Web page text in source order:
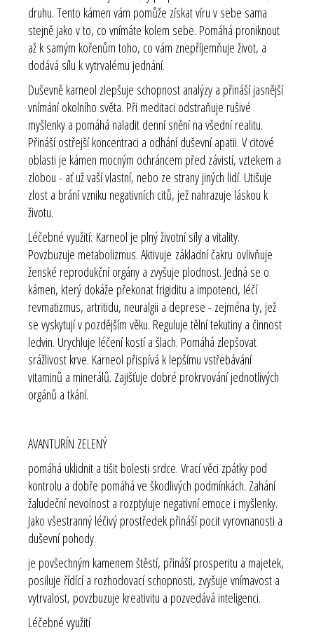
druhu. Tento kámen vám pomůže získat víru v sebe sama
stejně jako v to, co vnímáte kolem sebe. Pomáhá proniknout
až k samým kořenům toho, co vám znepříjemňuje život, a
dodává sílu k vytrvalému jednání.
Duševně karneol zlepšuje schopnost analýzy a přináší jasnější
vnímání okolního světa. Při meditaci odstraňuje rušivé
myšlenky a pomáhá naladit denní snění na všední realitu.
Přináší ostřejší koncentraci a odhání duševní apatii. V citové
oblasti je kámen mocným ochráncem před závistí, vztekem a
zlobou - ať už vaší vlastní, nebo ze strany jiných lidí. Utišuje
zlost a brání vzniku negativních citů, jež nahrazuje láskou k
životu.
Léčebné využití: Karneol je plný životní síly a vitality.
Povzbuzuje metabolizmus. Aktivuje základní čakru ovlivňuje
ženské reprodukční orgány a zvyšuje plodnost. Jedná se o
kámen, který dokáže překonat frigiditu a impotenci, léčí
revmatizmus, artritidu, neuralgii a deprese - zejména ty, jež
se vyskytují v pozdějším věku. Reguluje tělní tekutiny a činnost
ledvin. Urychluje léčení kostí a šlach. Pomáhá zlepšovat
srážlivost krve. Karneol přispívá k lepšímu vstřebávání
vitaminů a minerálů. Zajišťuje dobré prokrvování jednotlivých
orgánů a tkání.
AVANTURÍN ZELENÝ
pomáhá uklidnit a tišit bolesti srdce. Vrací věci zpátky pod
kontrolu a dobře pomáhá ve škodlivých podmínkách. Zahání
žaludeční nevolnost a rozptyluje negativní emoce i myšlenky.
Jako všestranný léčivý prostředek přináší pocit vyrovnanosti a
duševní pohody.
je povšechným kamenem štěstí, přináší prosperitu a majetek,
posiluje řídící a rozhodovací schopnosti, zvyšuje vnímavost a
vytrvalost, povzbuzuje kreativitu a pozvedává inteligenci.
Léčebné využití